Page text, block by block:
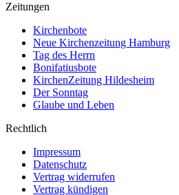
Zeitungen
Kirchenbote
Neue Kirchenzeitung Hamburg
Tag des Herrn
Bonifatiusbote
KirchenZeitung Hildesheim
Der Sonntag
Glaube und Leben
Rechtlich
Impressum
Datenschutz
Vertrag widerrufen
Vertrag kündigen